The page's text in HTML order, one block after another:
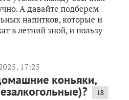
А давайте подберем
напитков, которые и
в летний зной, и пользу
17:25
коньяки,
18